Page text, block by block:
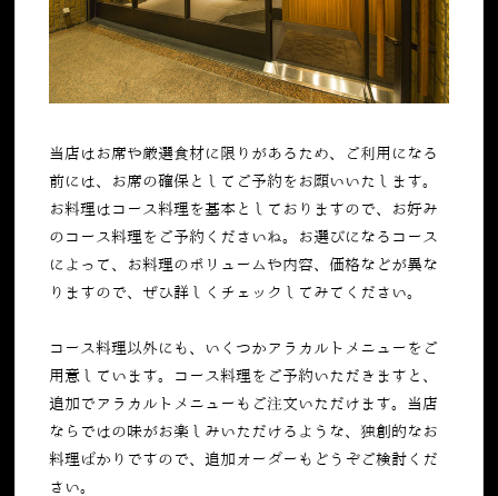
当店はお席や厳選食材に限りがあるため、ご利用になる
前には、お席の確保としてご予約をお願いいたします。
お料理はコース料理を基本としておりますので、お好み
のコース料理をご予約くださいね。お選びになるコース
によって、お料理のボリュームや内容、価格などが異な
りますので、ぜひ詳しくチェックしてみてください。
コース料理以外にも、いくつかアラカルトメニューをご
用意しています。コース料理をご予約いただきますと、
追加でアラカルトメニューもご注文いただけます。当店
ならではの味がお楽しみいただけるような、独創的なお
料理ばかりですので、追加オーダーもどうぞご検討くだ
さい。